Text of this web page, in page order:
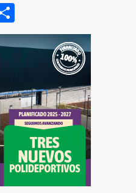
Compartir